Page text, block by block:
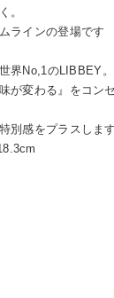
。
ラインの登場です
界No,1のLIBBEY。
が変わる』をコン
別感をプラスします